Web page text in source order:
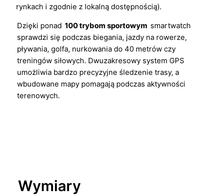
rynkach i zgodnie z lokalną dostępnością).
Dzięki ponad 100 trybom sportowym smartwatch
sprawdzi się podczas biegania, jazdy na rowerze,
pływania, golfa, nurkowania do 40 metrów czy
treningów siłowych. Dwuzakresowy system GPS
umożliwia bardzo precyzyjne śledzenie trasy, a
wbudowane mapy pomagają podczas aktywności
terenowych.
Wymiary